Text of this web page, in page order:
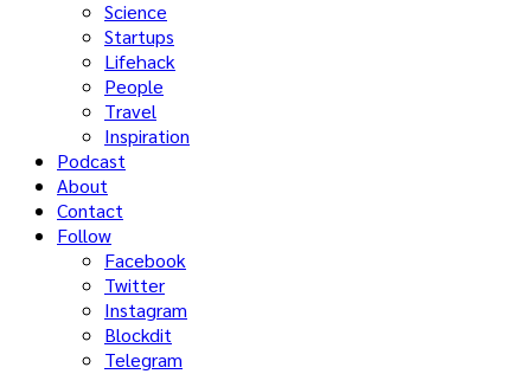
Science
Startups
Lifehack
People
Travel
Inspiration
Podcast
About
Contact
Follow
Facebook
Twitter
Instagram
Blockdit
Telegram